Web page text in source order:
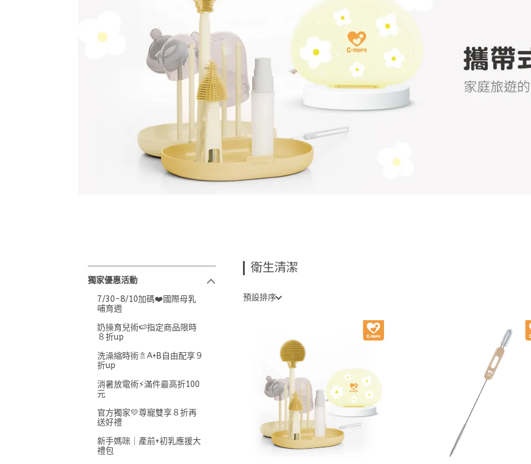
獨家優惠活動
7/30-8/10加碼❤️國際母乳
哺育週
奶操育兒術🍉指定商品限時
８折up
洗澡縮時術🚿A+B自由配享９
折up
消暑放電術⚡滿件最高折100
元
官方獨家💛尊寵雙享８折再
送好禮
新手媽咪｜產前+初乳應援大
禮包
衛生清潔
預設排序